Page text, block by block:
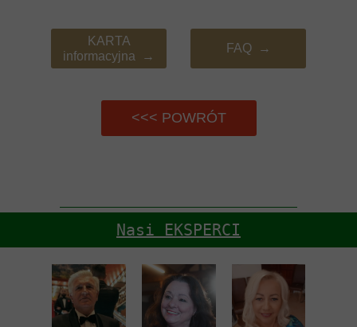
FAQ →
KARTA
informacyjna →
<<< POWRÓT
Nasi EKSPERCI